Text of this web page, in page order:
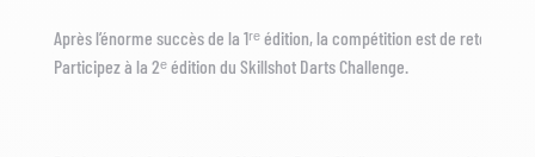
Après l’énorme succès de la 1ʳᵉ édition, la compétition est de retour 🎯
Participez à la 2ᵉ édition du Skillshot Darts Challenge.